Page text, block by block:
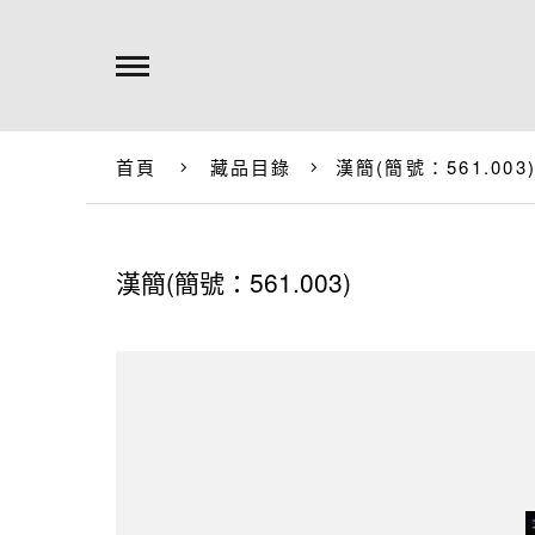
首頁 藏品目錄 漢簡(簡號：561.003)
漢簡(簡號：561.003)